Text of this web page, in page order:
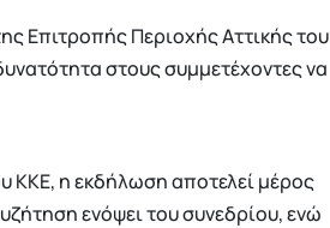
Επιτροπής Περιοχής Αττικής του
στους συμμετέχοντες να
η εκδήλωση αποτελεί μέρος
ενόψει του συνεδρίου, ενώ